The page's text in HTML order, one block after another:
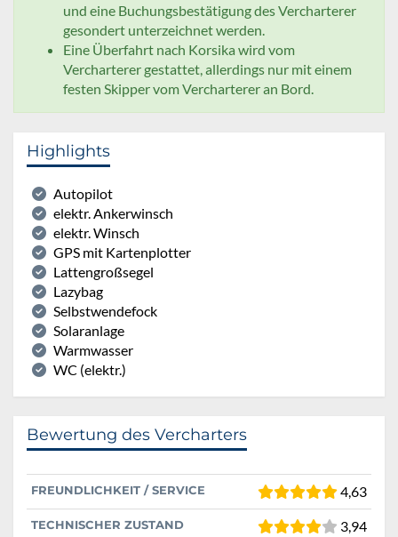
und eine Buchungsbestätigung des Vercharterer
gesondert unterzeichnet werden.
Eine Überfahrt nach Korsika wird vom
Vercharterer gestattet, allerdings nur mit einem
festen Skipper vom Vercharterer an Bord.
Highlights
Autopilot
elektr. Ankerwinsch
elektr. Winsch
GPS mit Kartenplotter
Lattengroßsegel
Lazybag
Selbstwendefock
Solaranlage
Warmwasser
WC (elektr.)
Bewertung des Vercharters
FREUNDLICHKEIT / SERVICE 4,63
TECHNISCHER ZUSTAND 3,94